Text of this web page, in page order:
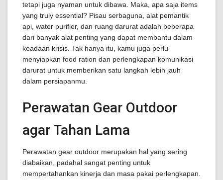
tetapi juga nyaman untuk dibawa. Maka, apa saja items
yang truly essential? Pisau serbaguna, alat pemantik
api, water purifier, dan ruang darurat adalah beberapa
dari banyak alat penting yang dapat membantu dalam
keadaan krisis. Tak hanya itu, kamu juga perlu
menyiapkan food ration dan perlengkapan komunikasi
darurat untuk memberikan satu langkah lebih jauh
dalam persiapanmu.
Perawatan Gear Outdoor
agar Tahan Lama
Perawatan gear outdoor merupakan hal yang sering
diabaikan, padahal sangat penting untuk
mempertahankan kinerja dan masa pakai perlengkapan.